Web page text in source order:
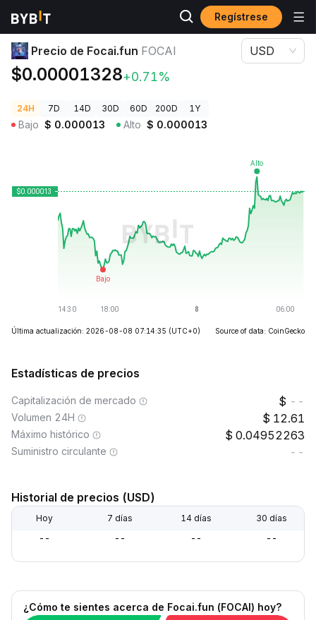
Regístrese
Precios de Criptomonedas Precio de Focai.fun FOCAI
Precio de Focai.fun FOCAI
$0.00001328+0.71%
USD
24H 7D 14D 30D 60D 200D 1Y
Bajo $ 0.000013 Alto $ 0.000013
Última actualización: 2026-08-08 07:14:35 (UTC+0) Source of data: CoinGecko
Estadísticas de precios
Capitalización de mercado --
Volumen 24H 12.61
Máximo histórico 0.04952263
Suministro circulante --
Historial de precios (USD)
Hoy 7 días 14 días 30 días
-- -- -- --
¿Cómo te sientes acerca de Focai.fun (FOCAI) hoy?